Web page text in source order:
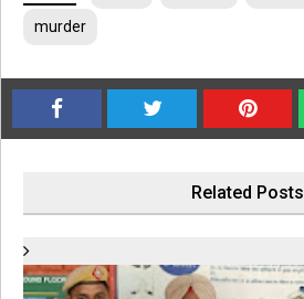
murder
Related Posts